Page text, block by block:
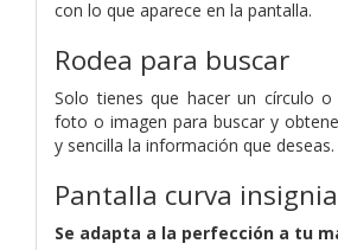
con lo que aparece en la pantalla.
Rodea para buscar
Solo tienes que hacer un círculo
foto o imagen para buscar y
y sencilla la información que deseas.
Pantalla curva
Se adapta a la perfección a tu